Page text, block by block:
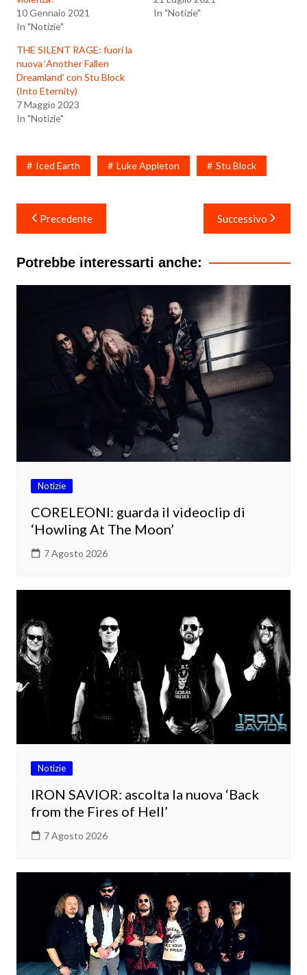
10 Gennaio 2021
In "Notizie"
In "Notizie"
THE SILENT RAGE: fuori la
nuova ‘Another Fallen
Dreamland’ con Stu Block
(Into Eternity)
7 Maggio 2023
In "Notizie"
Iced Earth Luke Appleton Stu Block
Navigazione
articoli
Precedente Successivo
Potrebbe interessarti anche:
Notizie
CORELEONI: guarda il videoclip di
‘Howling At The Moon’
7 Agosto 2026
Notizie
IRON SAVIOR: ascolta la nuova ‘Back
from the Fires of Hell’
7 Agosto 2026